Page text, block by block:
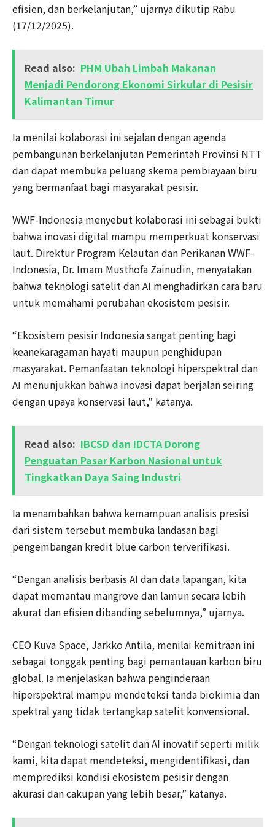
efisien, dan berkelanjutan,” ujarnya dikutip Rabu
(17/12/2025).
Read also: PHM Ubah Limbah Makanan
Menjadi Pendorong Ekonomi Sirkular di Pesisir
Kalimantan Timur
Ia menilai kolaborasi ini sejalan dengan agenda
pembangunan berkelanjutan Pemerintah Provinsi NTT
dan dapat membuka peluang skema pembiayaan biru
yang bermanfaat bagi masyarakat pesisir.
WWF-Indonesia menyebut kolaborasi ini sebagai bukti
bahwa inovasi digital mampu memperkuat konservasi
laut. Direktur Program Kelautan dan Perikanan WWF-
Indonesia, Dr. Imam Musthofa Zainudin, menyatakan
bahwa teknologi satelit dan AI menghadirkan cara baru
untuk memahami perubahan ekosistem pesisir.
“Ekosistem pesisir Indonesia sangat penting bagi
keanekaragaman hayati maupun penghidupan
masyarakat. Pemanfaatan teknologi hiperspektral dan
AI menunjukkan bahwa inovasi dapat berjalan seiring
dengan upaya konservasi laut,” katanya.
Read also: IBCSD dan IDCTA Dorong
Penguatan Pasar Karbon Nasional untuk
Tingkatkan Daya Saing Industri
Ia menambahkan bahwa kemampuan analisis presisi
dari sistem tersebut membuka landasan bagi
pengembangan kredit blue carbon terverifikasi.
“Dengan analisis berbasis AI dan data lapangan, kita
dapat memantau mangrove dan lamun secara lebih
akurat dan efisien dibanding sebelumnya,” ujarnya.
CEO Kuva Space, Jarkko Antila, menilai kemitraan ini
sebagai tonggak penting bagi pemantauan karbon biru
global. Ia menjelaskan bahwa penginderaan
hiperspektral mampu mendeteksi tanda biokimia dan
spektral yang tidak tertangkap satelit konvensional.
“Dengan teknologi satelit dan AI inovatif seperti milik
kami, kita dapat mendeteksi, mengidentifikasi, dan
memprediksi kondisi ekosistem pesisir dengan
akurasi dan cakupan yang lebih besar,” katanya.